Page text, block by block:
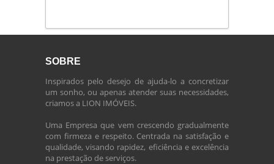
SOBRE
Inspirados pelo desejo de ajuda-lo a concretizar
um sonho, ou apenas atender suas necessidades,
criamos a LION IMÓVEIS.
Uma Empresa que vem crescendo gradualmente
com firmeza e respeito. Centrada na satisfação e
qualidade, visando rapidez, eficiência e excelência
na prestação de serviços.